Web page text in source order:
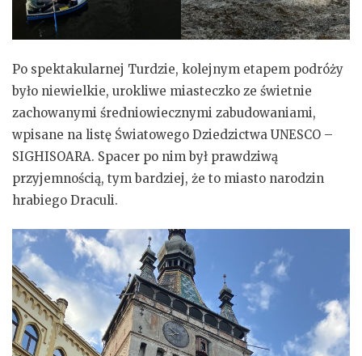
Po spektakularnej Turdzie, kolejnym etapem podróży
było niewielkie, urokliwe miasteczko ze świetnie
zachowanymi średniowiecznymi zabudowaniami,
wpisane na listę Światowego Dziedzictwa UNESCO –
SIGHISOARA. Spacer po nim był prawdziwą
przyjemnością, tym bardziej, że to miasto narodzin
hrabiego Draculi.